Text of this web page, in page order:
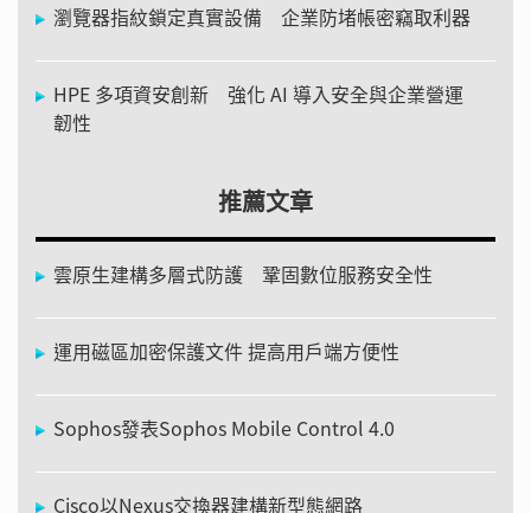
瀏覽器指紋鎖定真實設備 企業防堵帳密竊取利器
HPE 多項資安創新 強化 AI 導入安全與企業營運
韌性
推薦文章
雲原生建構多層式防護 鞏固數位服務安全性
運用磁區加密保護文件 提高用戶端方便性
Sophos發表Sophos Mobile Control 4.0
Cisco以Nexus交換器建構新型態網路